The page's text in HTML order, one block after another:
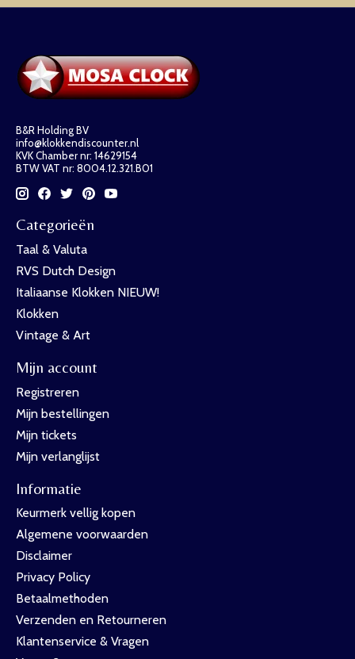
B&R Holding BV
info@klokkendiscounter.nl
KVK Chamber nr: 14629154
BTW VAT nr: 8004.12.321.B01
Categorieën
Taal & Valuta
RVS Dutch Design
Italiaanse Klokken NIEUW!
Klokken
Vintage & Art
Mijn account
Registreren
Mijn bestellingen
Mijn tickets
Mijn verlanglijst
Informatie
Keurmerk vellig kopen
Algemene voorwaarden
Disclaimer
Privacy Policy
Betaalmethoden
Verzenden en Retourneren
Klantenservice & Vragen